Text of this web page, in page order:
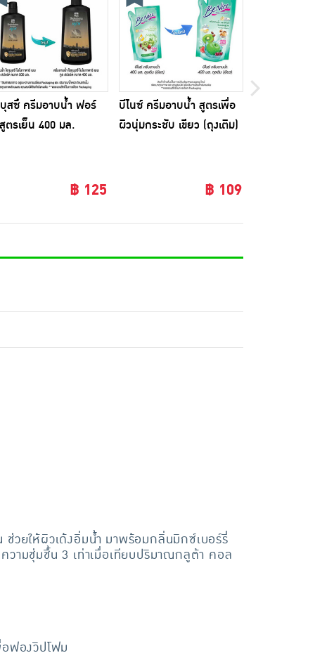
สซึ ครีมอาบน้ำ ฟอร์
ตรเย็น 400 มล.
฿ 125
บีไนซ์ ครีมอาบน้ำ สูตรเพื่อ
ผิวนุ่มกระชับ เขียว (ถุงเติม)
฿ 109
วยให้ผิวเด้งอิ่มน้ำ มาพร้อมกลิ่นมิกซ์เบอร์รี่
ามชุ่มชื้น 3 เท่าเมื่อเทียบปริมาณกลูต้า คอล
ฟองวิปโฟม